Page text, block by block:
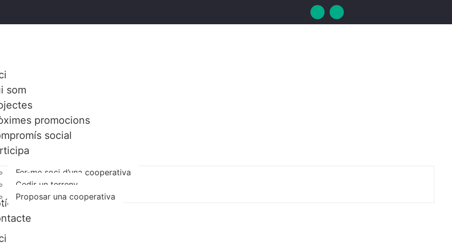
som
promocions
social
Fer-me soci d’una cooperativa
Cedir un terreny
Proposar una cooperativa